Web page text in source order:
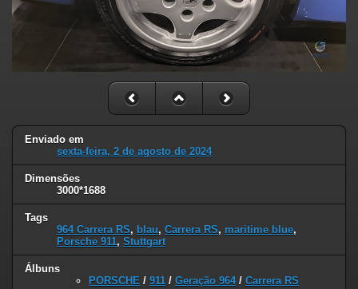
Enviado em
sexta-feira, 2 de agosto de 2024
Dimensões
3000*1688
Tags
964 Carrera RS, blau, Carrera RS, maritime blue,
Porsche 911, Stuttgart
Álbuns
PORSCHE / 911 / Geração 964/ Carrera RS